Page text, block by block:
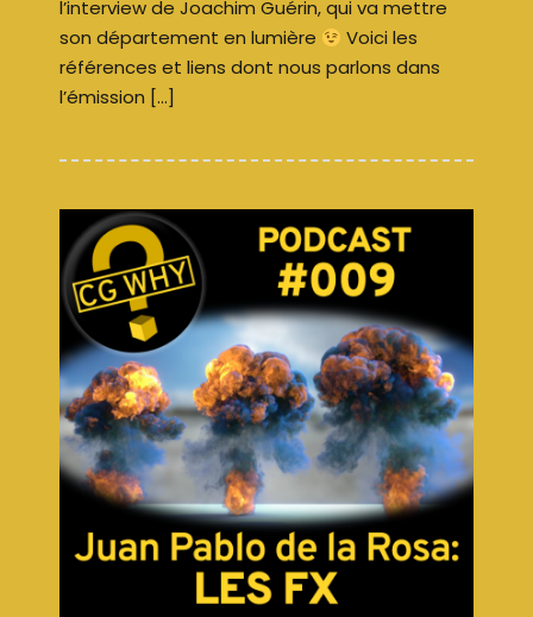
l’interview de Joachim Guérin, qui va mettre
son département en lumière
Voici les
références et liens dont nous parlons dans
l’émission […]